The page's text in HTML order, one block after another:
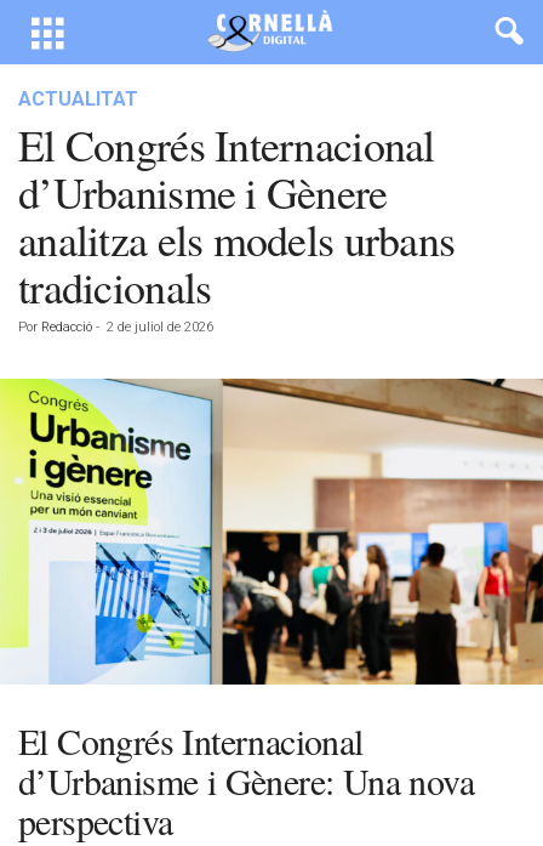
ACTUALITAT
El Congrés Internacional
d’Urbanisme i Gènere
analitza els models urbans
tradicionals
Por Redacció - 2 de juliol de 2026
El Congrés Internacional
d’Urbanisme i Gènere: Una nova
perspectiva